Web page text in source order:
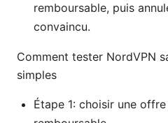
remboursable, puis
convaincu.
Comment tester NordVPN
simples
Étape 1: choisir une